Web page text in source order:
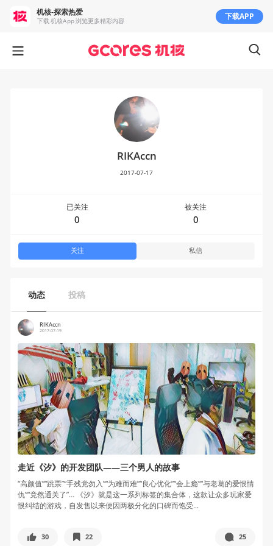
动态 投稿
RIKAccn
2017-07-19
走近《汐》的开发团队——三个男人的故事
“高颜值”“跳票”“手残党勿入”“为难而难”“良心优化”“会上瘾”“与老葛的爱恨情
仇”“竟然通关了”… 《汐》就是这一系列标签的集合体，这款让众多玩家爱
恨纠结的游戏，自发售以来便因两极分化的口碑而饱受...
30 22 25
RIKAccn
2017-07-17
已关注
0
被关注
0
关注 私信
机核-探索热爱
下载 机核App 浏览更多精彩内容 下载APP